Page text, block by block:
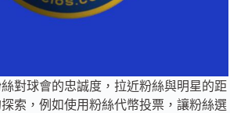
對球會的忠誠度，拉近粉絲與明星的距
索，例如使用粉絲代幣投票，讓粉絲選